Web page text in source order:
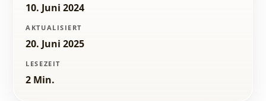
10. Juni 2024
AKTUALISIERT
20. Juni 2025
LESEZEIT
2 Min.